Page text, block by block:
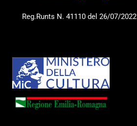
Reg.Runts N. 41110 del 26/07/2022